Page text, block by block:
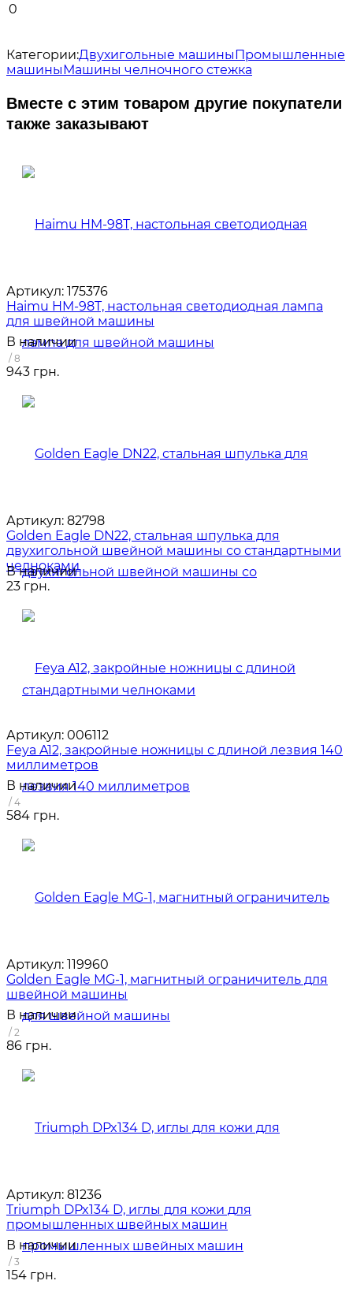
0
Категории:Двухигольные машиныПромышленные
машиныМашины челночного стежка
Вместе с этим товаром другие покупатели
также заказывают
Артикул: 175376
Haimu HM-98T, настольная светодиодная лампа
для швейной машины
В наличии
/ 8
943 грн.
Артикул: 82798
Golden Eagle DN22, стальная шпулька для
двухигольной швейной машины со стандартными
челноками
В наличии
23 грн.
Артикул: 006112
Feya A12, закройные ножницы с длиной лезвия 140
миллиметров
В наличии
/ 4
584 грн.
Артикул: 119960
Golden Eagle MG-1, магнитный ограничитель для
швейной машины
В наличии
/ 2
86 грн.
Артикул: 81236
Triumph DPx134 D, иглы для кожи для
промышленных швейных машин
В наличии
/ 3
154 грн.